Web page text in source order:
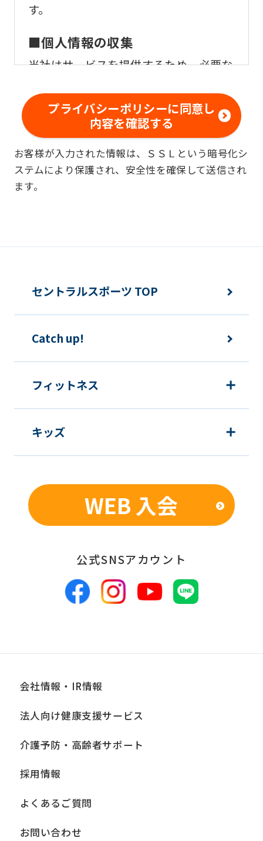
す。
■個人情報の収集
当社はサービスを提供するため、必要な
客様の個人情報を収集いたします。
■個人情報の利用
お客様からお預かりした個人情報は、以
下の目的で使用させて頂きます。また、
違法または不当な行為を助長し、または
ご利用上の諸連絡や利用状況の確認の
む）等、新商品・サービスの立案・開
発・実施のため
新商品・サービスやイベント情報を含
個人を特定できないよう加工したうえ
での統計的なデータの作成、活用、公
■個人情報の管理
報は、適切かつ慎重に管理し、漏洩、改
ざん、紛失等がないよう適正な管理に努
めます。当社において安全管理のために
講じている措置の内容については、本プ
■個人情報の開示
当社は、お客様からお預かりした個人情
報は、正当な理由がある場合を除き、ご
しません。ただし、法令により当社がお
る場合、あらかじめ当社との間で秘密保
持契約を締結している業務委託先、およ
プライバシーポリシーに同意し
内容を確認する
お客様が入力された情報は、ＳＳＬという暗号化シ
ステムにより保護され、安全性を確保して送信され
ます。
セントラルスポーツ TOP
Catch up!
フィットネス
キッズ
WEB 入会
公式SNSアカウント
会社情報・IR情報
法人向け健康支援サービス
介護予防・高齢者サポート
採用情報
よくあるご質問
お問い合わせ